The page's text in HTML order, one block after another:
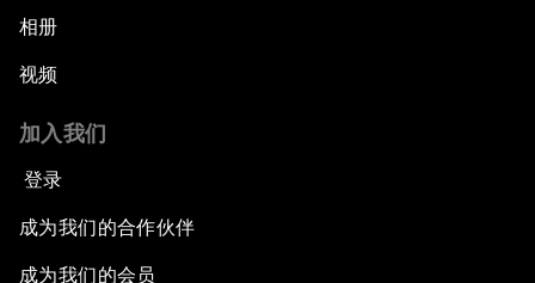
相册
视频
加入我们
登录
成为我们的合作伙伴
成为我们的会员